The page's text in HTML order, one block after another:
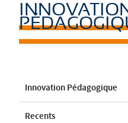
Innovation Pédagogique
Recents